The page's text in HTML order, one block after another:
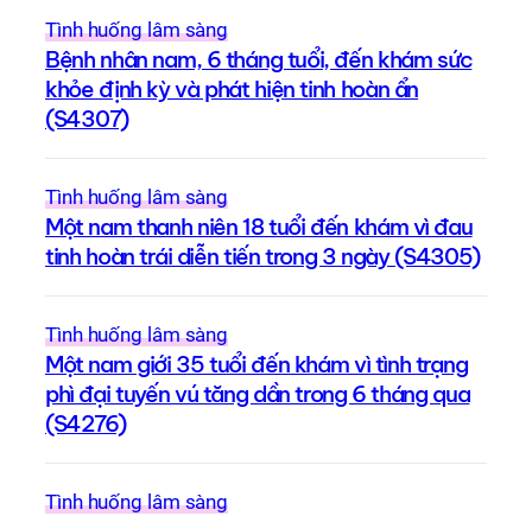
Tình huống lâm sàng
Bệnh nhân nam, 6 tháng tuổi, đến khám sức
khỏe định kỳ và phát hiện tinh hoàn ẩn
(S4307)
Tình huống lâm sàng
Một nam thanh niên 18 tuổi đến khám vì đau
tinh hoàn trái diễn tiến trong 3 ngày (S4305)
Tình huống lâm sàng
Một nam giới 35 tuổi đến khám vì tình trạng
phì đại tuyến vú tăng dần trong 6 tháng qua
(S4276)
Tình huống lâm sàng